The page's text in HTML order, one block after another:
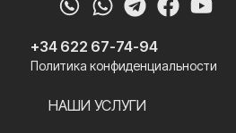
+34 622 67-74-94
Политика конфиденциальности
НАШИ УСЛУГИ